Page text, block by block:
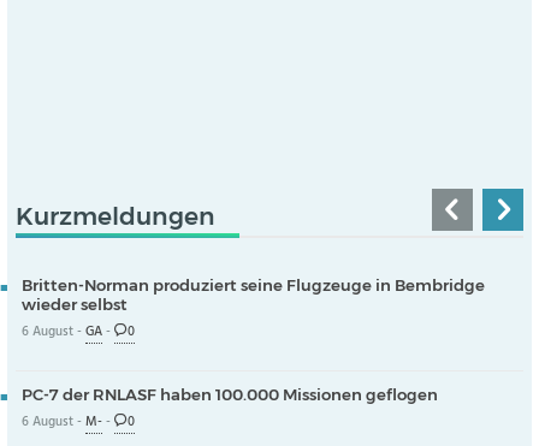
Kurzmeldungen
Britten-Norman produziert seine Flugzeuge in Bembridge
wieder selbst
6 August -GA- 0
PC-7 der RNLASF haben 100.000 Missionen geflogen
6 August -M-- 0